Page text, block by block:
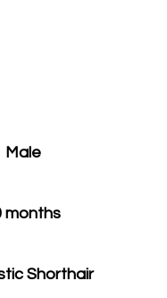
Male
months
Shorthair